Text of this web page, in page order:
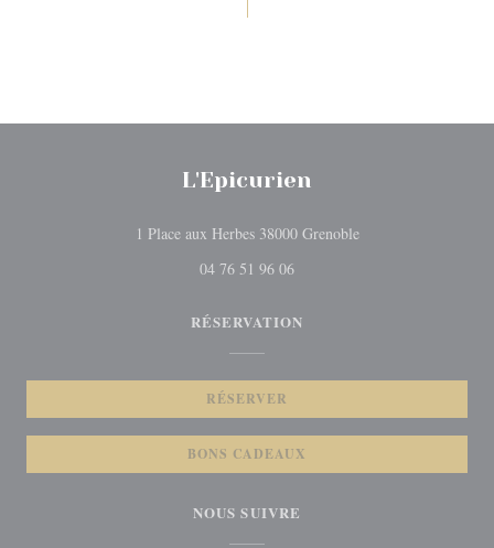
L'Epicurien
1 Place aux Herbes 38000 Grenoble((ouvre une nouvelle
04 76 51 96 06
RÉSERVATION
RÉSERVER
BONS CADEAUX
NOUS SUIVRE